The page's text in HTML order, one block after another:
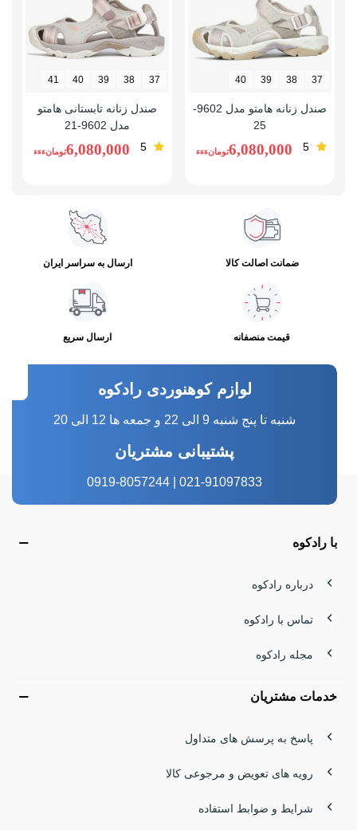
37
38
39
40
صندل زنانه هامتو مدل 9602-
25
5
6,080,000تومانءءء
37
38
39
40
41
صندل زنانه تابستانی هامتو
مدل 9602-21
5
6,080,000تومانءءء
ضمانت اصالت کالا ارسال به سراسر ایران
قیمت منصفانه ارسال سریع
لوازم کوهنوردی رادکوه
شنبه تا پنج شنبه 9 الی 22 و جمعه ها 12 الی 20
پشتیبانی مشتریان
021-91097833 | 0919-8057244
با رادکوه
درباره رادکوه
تماس با رادکوه
مجله رادکوه
خدمات مشتریان
پاسخ به پرسش های متداول
رویه های تعویض و مرجوعی کالا
شرایط و ضوابط استفاده